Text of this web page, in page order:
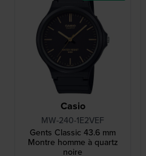
Casio
MW-240-1E2VEF
Gents Classic 43.6 mm
Montre homme à quartz
noire